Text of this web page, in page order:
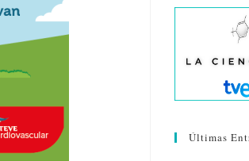
Últimas